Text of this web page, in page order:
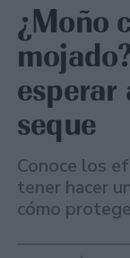
¿Moño
esperar
seque
Conoce los
tener hacer
cómo